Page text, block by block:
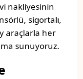
nakliyesinin
sigortalı,
araçlarla her
sunuyoruz.